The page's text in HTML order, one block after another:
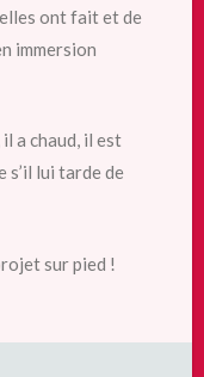
ont fait et de
immersion
a chaud, il est
s’il lui tarde de
sur pied !